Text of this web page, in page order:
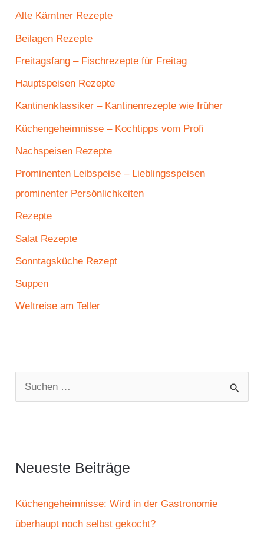
Alte Kärntner Rezepte
Beilagen Rezepte
Freitagsfang – Fischrezepte für Freitag
Hauptspeisen Rezepte
Kantinenklassiker – Kantinenrezepte wie früher
Küchengeheimnisse – Kochtipps vom Profi
Nachspeisen Rezepte
Prominenten Leibspeise – Lieblingsspeisen
prominenter Persönlichkeiten
Rezepte
Salat Rezepte
Sonntagsküche Rezept
Suppen
Weltreise am Teller
u
e
n
a
Neueste Beiträge
Küchengeheimnisse: Wird in der Gastronomie
überhaupt noch selbst gekocht?